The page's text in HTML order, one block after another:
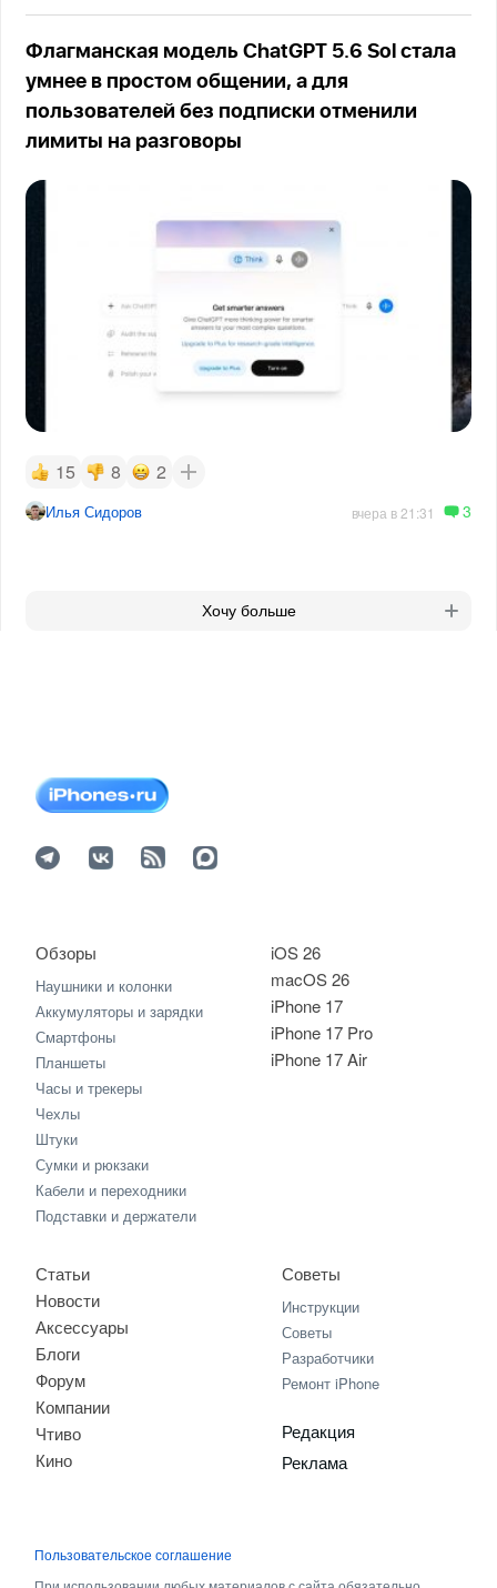
Флагманская модель ChatGPT 5.6 Sol стала
умнее в простом общении, а для
пользователей без подписки отменили
лимиты на разговоры
15 8 2
Илья Сидоров вчера в 21:31 3
Хочу больше
iOS 26
macOS 26
iPhone 17
iPhone 17 Pro
iPhone 17 Air
Обзоры
Наушники и колонки
Аккумуляторы и зарядки
Смартфоны
Планшеты
Часы и трекеры
Чехлы
Штуки
Сумки и рюкзаки
Кабели и переходники
Подставки и держатели
Статьи
Новости
Аксессуары
Блоги
Форум
Компании
Чтиво
Кино
Советы
Инструкции
Советы
Разработчики
Ремонт iPhone
Редакция
Реклама
Пользовательское соглашение